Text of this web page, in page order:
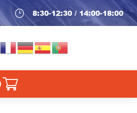
} 8:30-12:30 / 14:00-18:00